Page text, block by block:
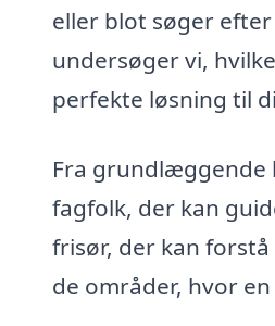
eller blot søger
undersøger vi,
perfekte løsning til
Fra grundlæggende
fagfolk, der kan
frisør, der kan
de områder, hvor